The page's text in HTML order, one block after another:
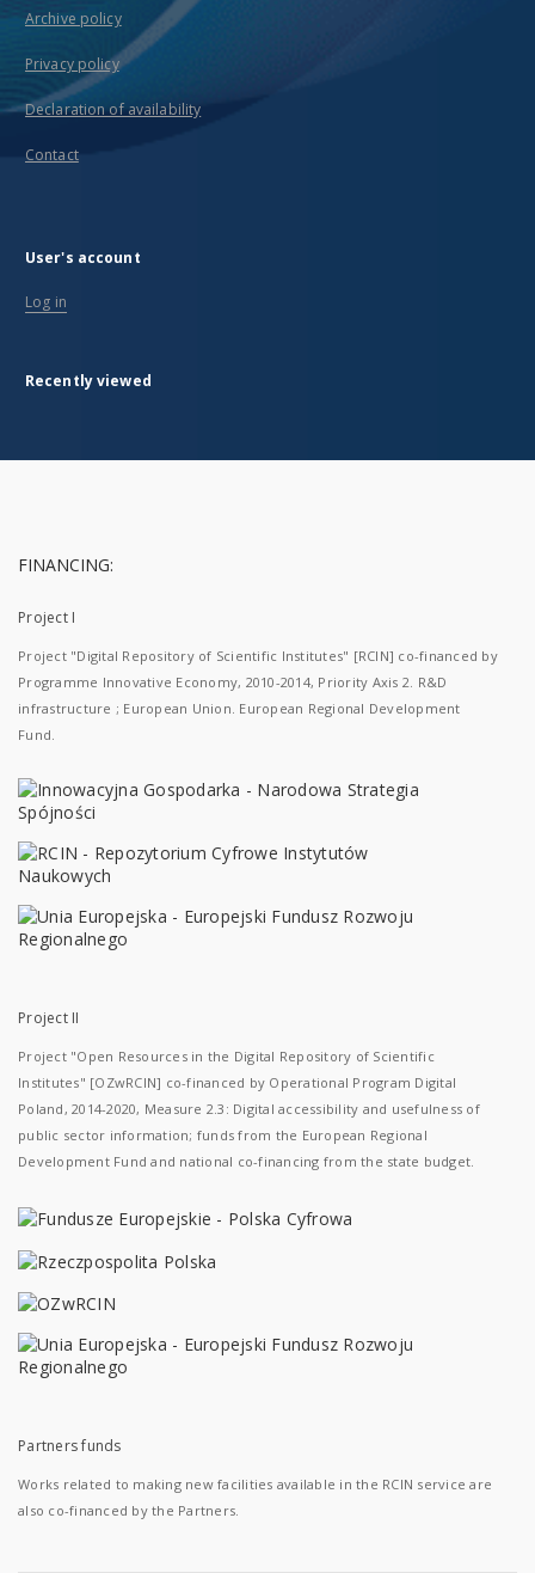
Archive policy
Privacy policy
Declaration of availability
Contact
User's account
Log in
Recently viewed
FINANCING:
Project I
Project "Digital Repository of Scientific Institutes" [RCIN] co-financed by
Programme Innovative Economy, 2010-2014, Priority Axis 2. R&D
infrastructure ; European Union. European Regional Development
Fund.
Project II
Project "Open Resources in the Digital Repository of Scientific
Institutes" [OZwRCIN] co-financed by Operational Program Digital
Poland, 2014-2020, Measure 2.3: Digital accessibility and usefulness of
public sector information; funds from the European Regional
Development Fund and national co-financing from the state budget.
Partners funds
Works related to making new facilities available in the RCIN service are
also co-financed by the Partners.